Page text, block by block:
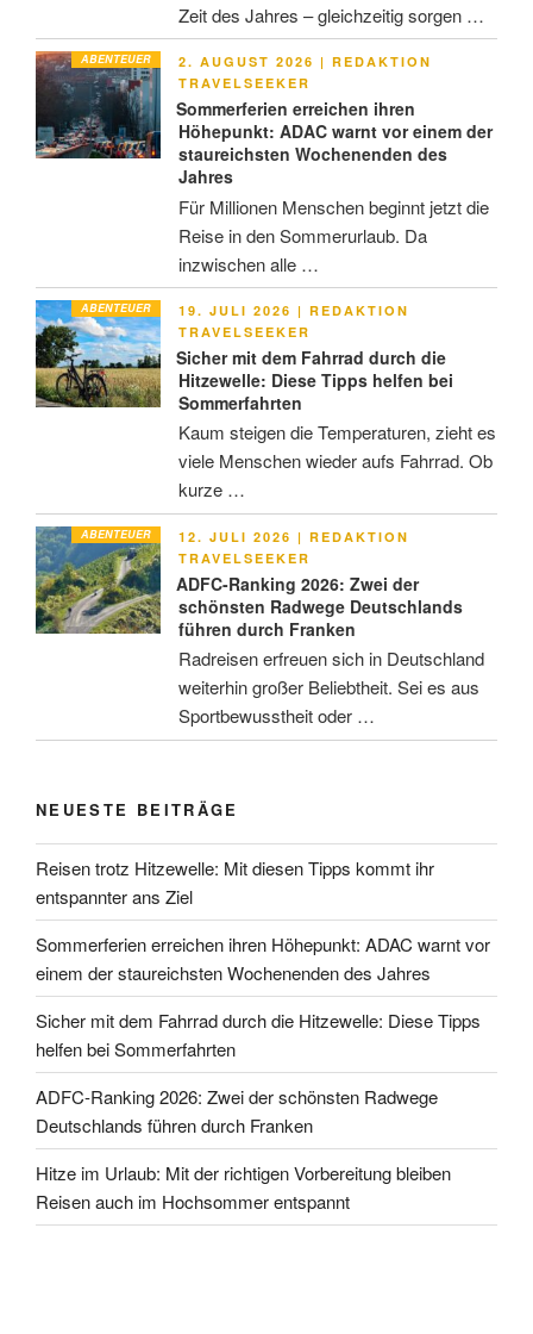
Zeit des Jahres – gleichzeitig sorgen …
ABENTEUER
VERÖFFENTLICHT
AM
2. AUGUST 2026 | REDAKTION
TRAVELSEEKER
Sommerferien erreichen ihren
Höhepunkt: ADAC warnt vor einem der
staureichsten Wochenenden des
Jahres
Für Millionen Menschen beginnt jetzt die
Reise in den Sommerurlaub. Da
inzwischen alle …
ABENTEUER
VERÖFFENTLICHT
AM
19. JULI 2026 | REDAKTION
TRAVELSEEKER
Sicher mit dem Fahrrad durch die
Hitzewelle: Diese Tipps helfen bei
Sommerfahrten
Kaum steigen die Temperaturen, zieht es
viele Menschen wieder aufs Fahrrad. Ob
kurze …
ABENTEUER
VERÖFFENTLICHT
AM
12. JULI 2026 | REDAKTION
TRAVELSEEKER
ADFC-Ranking 2026: Zwei der
schönsten Radwege Deutschlands
führen durch Franken
Radreisen erfreuen sich in Deutschland
weiterhin großer Beliebtheit. Sei es aus
Sportbewusstheit oder …
NEUESTE BEITRÄGE
Reisen trotz Hitzewelle: Mit diesen Tipps kommt ihr
entspannter ans Ziel
Sommerferien erreichen ihren Höhepunkt: ADAC warnt vor
einem der staureichsten Wochenenden des Jahres
Sicher mit dem Fahrrad durch die Hitzewelle: Diese Tipps
helfen bei Sommerfahrten
ADFC-Ranking 2026: Zwei der schönsten Radwege
Deutschlands führen durch Franken
Hitze im Urlaub: Mit der richtigen Vorbereitung bleiben
Reisen auch im Hochsommer entspannt